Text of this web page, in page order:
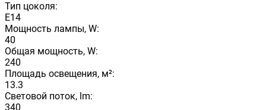
Тип цоколя:
E14
Мощность лампы, W:
40
Общая мощность, W:
240
Площадь освещения, м²:
13.3
Световой поток, lm:
340